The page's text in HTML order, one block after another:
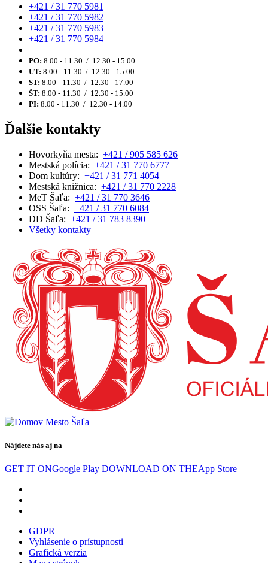
+421 / 31 770 5981
+421 / 31 770 5982
+421 / 31 770 5983
+421 / 31 770 5984
PO: 8.00 - 11.30 / 12.30 - 15.00
UT: 8.00 - 11.30 / 12.30 - 15.00
ST: 8.00 - 11.30 / 12.30 - 17.00
ŠT: 8.00 - 11.30 / 12.30 - 15.00
PI: 8.00 - 11.30 / 12.30 - 14.00
Ďalšie kontakty
Hovorkyňa mesta: +421 / 905 585 626
Mestská polícia: +421 / 31 770 6777
Dom kultúry: +421 / 31 771 4054
Mestská knižnica: +421 / 31 770 2228
MeT Šaľa: +421 / 31 770 3646
OSS Šaľa: +421 / 31 770 6084
DD Šaľa: +421 / 31 783 8390
Všetky kontakty
Nájdete nás aj na
GET IT ONGoogle Play DOWNLOAD ON THEApp Store
GDPR
Vyhlásenie o prístupnosti
Grafická verzia